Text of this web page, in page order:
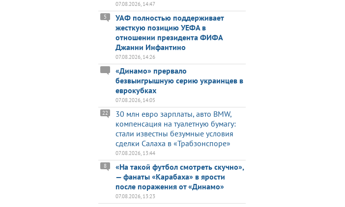
07.08.2026, 14:47
УАФ полностью поддерживает
жесткую позицию УЕФА в
отношении президента ФИФА
Джанни Инфантино
5
07.08.2026, 14:26
«Динамо» прервало
безвыигрышную серию украинцев в
еврокубках
07.08.2026, 14:05
30 млн евро зарплаты, авто BMW,
компенсация на туалетную бумагу:
стали известны безумные условия
сделки Салаха в «Трабзонспоре»
22
07.08.2026, 13:44
«На такой футбол смотреть скучно»,
— фанаты «Карабаха» в ярости
после поражения от «Динамо»
8
07.08.2026, 13:23